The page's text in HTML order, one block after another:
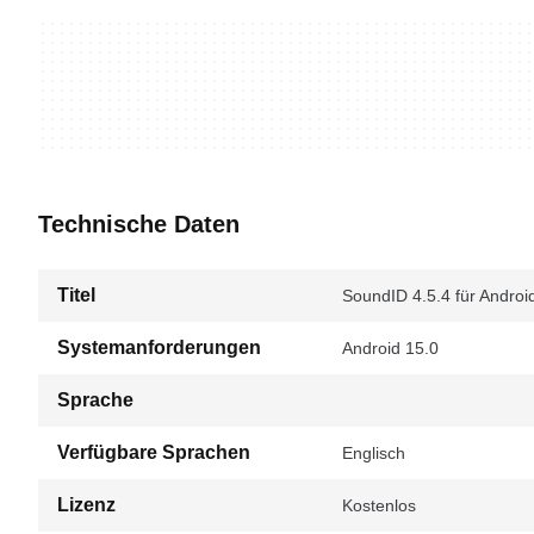
Technische Daten
Titel SoundID 4.5.4 für
Systemanforderungen Android 15.0
Sprache
Verfügbare Sprachen Englisch
Lizenz Kostenlos